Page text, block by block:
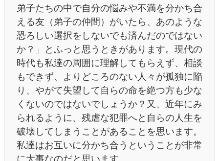
弟子たちの中で自分の悩みや不満を分かち合
える友（弟子の仲間）がいたら、あのような
恐ろしい選択をしないでも済んだのではない
か？」とふっと思うときがあります。現代の
時代も私達の周囲に理解してもらえず、相談
もできず、よりどころのない人々が孤独に陥
り、やがて失望して自らの命を絶つ方も少な
くないのではないでしょうか？又、近年にみ
られるように、残虐な犯罪へと自らの人生を
破壊してしまうことがあることを思います。
私達はお互いに分かち合うということが非常
に大事なのだと思います。